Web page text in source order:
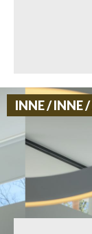
INNE / INNE